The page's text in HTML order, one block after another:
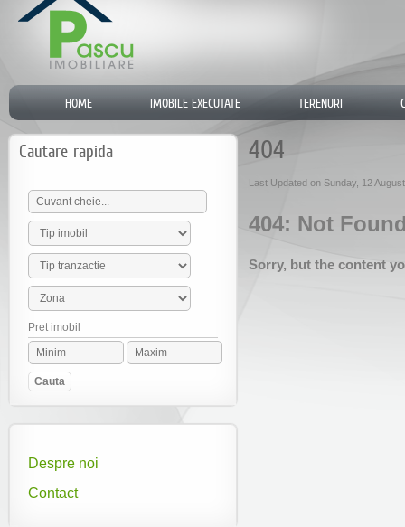
HOME IMOBILE EXECUTATE TERENURI
Cautare rapida
Pret imobil
Despre noi
Contact
404
Last Updated on Sunday, 12
404: Not
Sorry, but the content